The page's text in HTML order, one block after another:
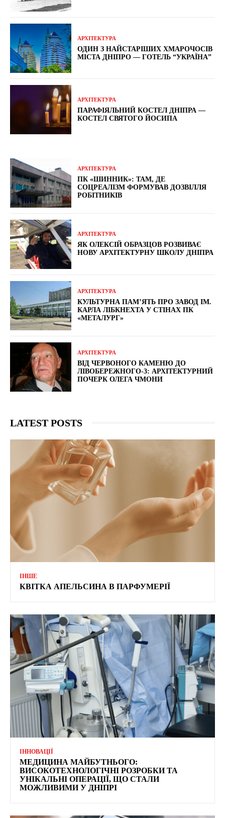
АРХІТЕКТУРА
ОДИН З НАЙСТАРІШИХ ХМАРОЧОСІВ
МІСТА ДНІПРО — ГОТЕЛЬ “УКРАЇНА”
АРХІТЕКТУРА
ПАРАФІЯЛЬНИЙ КОСТЕЛ ДНІПРА —
КОСТЕЛ СВЯТОГО ЙОСИПА
АРХІТЕКТУРА
ПК «ШИННИК»: ТАМ, ДЕ
СОЦРЕАЛІЗМ ФОРМУВАВ ДОЗВІЛЛЯ
РОБІТНИКІВ
АРХІТЕКТУРА
ЯК ОЛЕКСІЙ ОБРАЗЦОВ РОЗВИВАЄ
НОВУ АРХІТЕКТУРНУ ШКОЛУ ДНІПРА
АРХІТЕКТУРА
КУЛЬТУРНА ПАМ’ЯТЬ ПРО ЗАВОД ІМ.
КАРЛА ЛІБКНЕХТА У СТІНАХ ПК
«МЕТАЛУРГ»
АРХІТЕКТУРА
ВІД ЧЕРВОНОГО КАМЕНЮ ДО
ЛІВОБЕРЕЖНОГО-3: АРХІТЕКТУРНИЙ
ПОЧЕРК ОЛЕГА ЧМОНИ
LATEST POSTS
ІНШЕ
КВІТКА АПЕЛЬСИНА В ПАРФУМЕРІЇ
ІННОВАЦІЇ
МЕДИЦИНА МАЙБУТНЬОГО:
ВИСОКОТЕХНОЛОГІЧНІ РОЗРОБКИ ТА
УНІКАЛЬНІ ОПЕРАЦІЇ, ЩО СТАЛИ
МОЖЛИВИМИ У ДНІПРІ